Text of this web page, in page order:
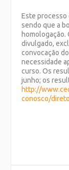
Este processo
sendo que a
divulgado,
convocação
necessidade
curso. Os
junho; os
http://
conosco/